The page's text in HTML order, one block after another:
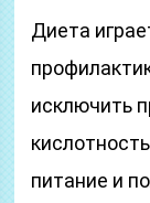
Диета
исключить
питание и